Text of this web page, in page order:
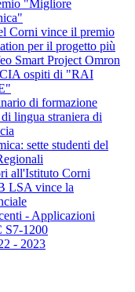
"Migliore
Corni vince il premio
per il progetto più
Smart Project Omron
ospiti di "RAI
di formazione
lingua straniera di
sette studenti del
all'Istituto Corni
LSA vince la
- Applicazioni
S7-1200
- 2023